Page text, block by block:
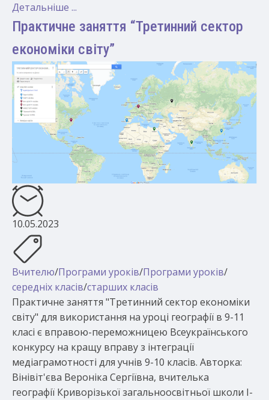
Детальніше ...
Практичне заняття “Третинний сектор
економіки світу”
10.05.2023
Вчителю/Програми уроків/Програми уроків/
середніх класів/старших класів
Практичне заняття "Третинний сектор економіки
світу" для використання на уроці географії в 9-11
класі є вправою-переможницею Всеукраїнського
конкурсу на кращу вправу з інтеграції
медіаграмотності для учнів 9-10 класів. Авторка:
Вінівіт'єва Вероніка Сергіївна, вчителька
географії Криворізької загальноосвітньої школи І-